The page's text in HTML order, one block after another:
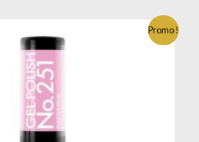
Promo !